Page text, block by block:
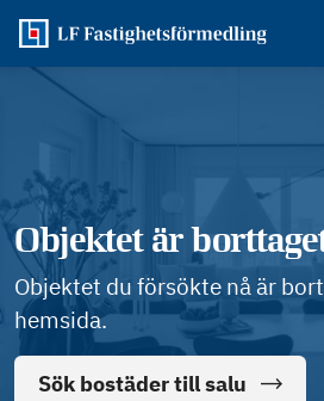
Objektet är
Objektet du försökte nå är
hemsida.
Sök bostäder till salu